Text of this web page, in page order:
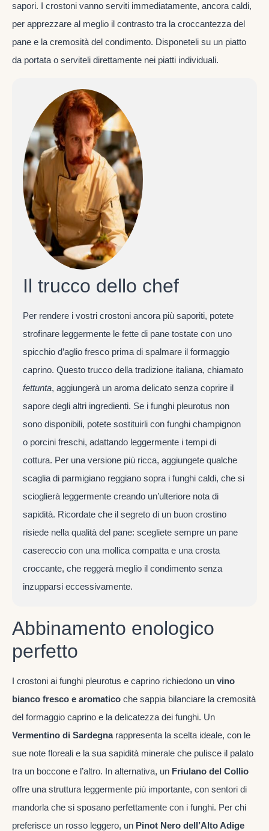
sapori. I crostoni vanno serviti immediatamente, ancora caldi,
per apprezzare al meglio il contrasto tra la croccantezza del
pane e la cremosità del condimento. Disponeteli su un piatto
da portata o serviteli direttamente nei piatti individuali.
Il trucco dello chef
Per rendere i vostri crostoni ancora più saporiti, potete
strofinare leggermente le fette di pane tostate con uno
spicchio d’aglio fresco prima di spalmare il formaggio
caprino. Questo trucco della tradizione italiana, chiamato
fettunta, aggiungerà un aroma delicato senza coprire il
sapore degli altri ingredienti. Se i funghi pleurotus non
sono disponibili, potete sostituirli con funghi champignon
o porcini freschi, adattando leggermente i tempi di
cottura. Per una versione più ricca, aggiungete qualche
scaglia di parmigiano reggiano sopra i funghi caldi, che si
scioglierà leggermente creando un’ulteriore nota di
sapidità. Ricordate che il segreto di un buon crostino
risiede nella qualità del pane: scegliete sempre un pane
casereccio con una mollica compatta e una crosta
croccante, che reggerà meglio il condimento senza
inzupparsi eccessivamente.
Abbinamento enologico
perfetto
I crostoni ai funghi pleurotus e caprino richiedono un vino
bianco fresco e aromatico che sappia bilanciare la cremosità
del formaggio caprino e la delicatezza dei funghi. Un
Vermentino di Sardegnarappresenta la scelta ideale, con le
sue note floreali e la sua sapidità minerale che pulisce il palato
tra un boccone e l’altro. In alternativa, un Friulano del Collio
offre una struttura leggermente più importante, con sentori di
mandorla che si sposano perfettamente con i funghi. Per chi
preferisce un rosso leggero, un Pinot Nero dell’Alto Adige